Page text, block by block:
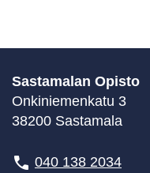
Sastamalan Opisto
Onkiniemenkatu 3
38200 Sastamala
040 138 2034